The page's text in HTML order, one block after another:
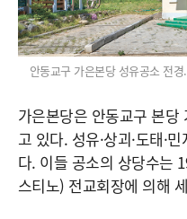
안동교구 가은본당 성유공소 전
가은본당은 안동교구 본
고 있다. 성유·상괴·도태·
다. 이들 공소의 상당수는
스티노) 전교회장에 의해